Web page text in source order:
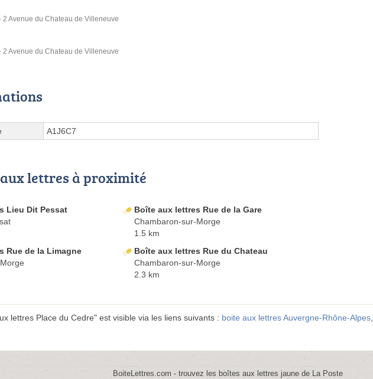
2 Avenue du Chateau de Villeneuve
2 Avenue du Chateau de Villeneuve
A1J6C7
lettres à proximité
Lieu Dit Pessat
Boîte aux lettres Rue de la Gare
Chambaron-sur-Morge
1.5 km
Rue de la Limagne
Boîte aux lettres Rue du Chateau
Chambaron-sur-Morge
2.3 km
lettres Place du Cedre" est visible via les liens suivants : boite aux lettres Auvergne-Rhône-Alpes,
BoiteLettres.com - trouvez les boîtes aux lettres jaune de La Poste